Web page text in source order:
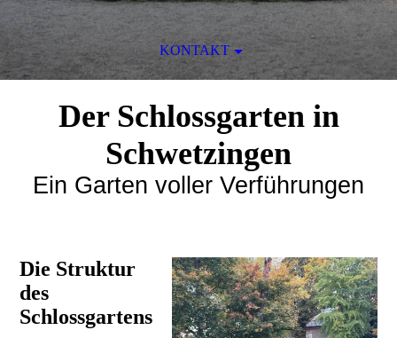
Der Schlossgarten in
Schwetzingen
Ein Garten voller Verführungen
Die Struktur
des
Schlossgartens
KONTAKT